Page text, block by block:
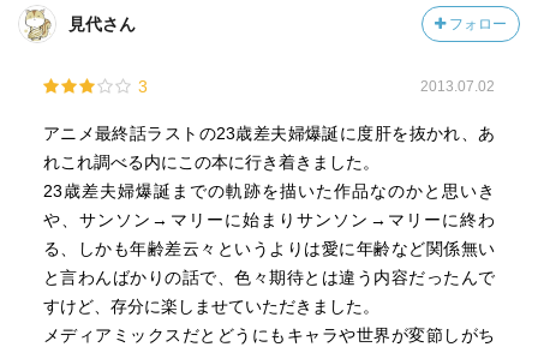
見代さん フォロー
3 2013.07.02
アニメ最終話ラストの23歳差夫婦爆誕に度肝を抜かれ、あ
れこれ調べる内にこの本に行き着きました。
23歳差夫婦爆誕までの軌跡を描いた作品なのかと思いき
や、サンソン→マリーに始まりサンソン→マリーに終わ
る、しかも年齢差云々というよりは愛に年齢など関係無い
と言わんばかりの話で、色々期待とは違う内容だったんで
すけど、存分に楽しませていただきました。
メディアミックスだとどうにもキャラや世界が変節しがち